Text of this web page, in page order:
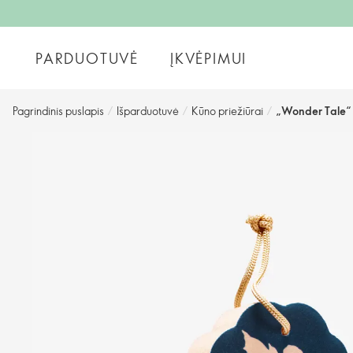
PARDUOTUVĖ ĮKVĖPIMUI
Pagrindinis puslapis / Išparduotuvė / Kūno priežiūrai / „Wonder